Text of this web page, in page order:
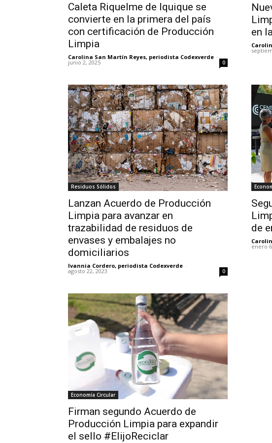
Caleta Riquelme de Iquique se
convierte en la primera del país
con certificación de Producción
Limpia
Carolina San Martín Reyes, periodista Codexverde -
junio 2, 2025 0
en
Residuos Sólidos
Lanzan Acuerdo de Producción
Limpia para avanzar en
trazabilidad de residuos de
envases y embalajes no
domiciliarios
Ivannia Cordero, periodista Codexverde -
agosto 22, 2023 0
de
enero
Economía Circular
Firman segundo Acuerdo de
Producción Limpia para expandir
el sello #ElijoReciclar